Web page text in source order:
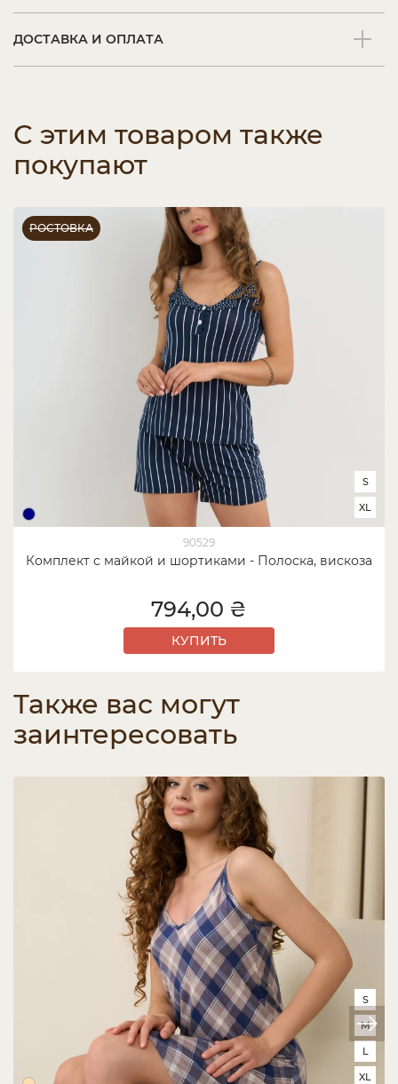
ДОСТАВКА И ОПЛАТА
С этим товаром также
покупают
РОСТОВКА
90529
Комплект с майкой и шортиками - Полоска, вискоза
S
XL
794,00 ₴
КУПИТЬ
Также вас могут
заинтересовать
S
M
L
XL